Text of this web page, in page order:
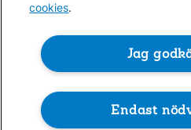
Lättläst
cookies.
Jag
Endast